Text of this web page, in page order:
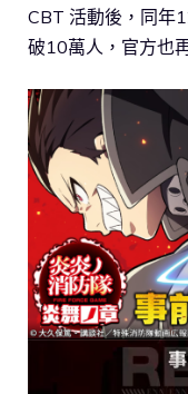
CBT 活動後，同年
破10萬人，官方也